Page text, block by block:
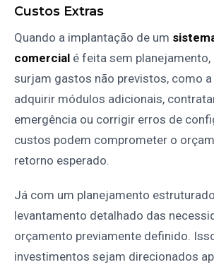
Custos Extras
Quando a implantação de um
comercial é feita sem
surjam gastos não previstos, como
adquirir módulos adicionais,
emergência ou corrigir erros de
custos podem comprometer o
retorno esperado.
Já com um planejamento
levantamento detalhado das
orçamento previamente definido.
investimentos sejam direcionados